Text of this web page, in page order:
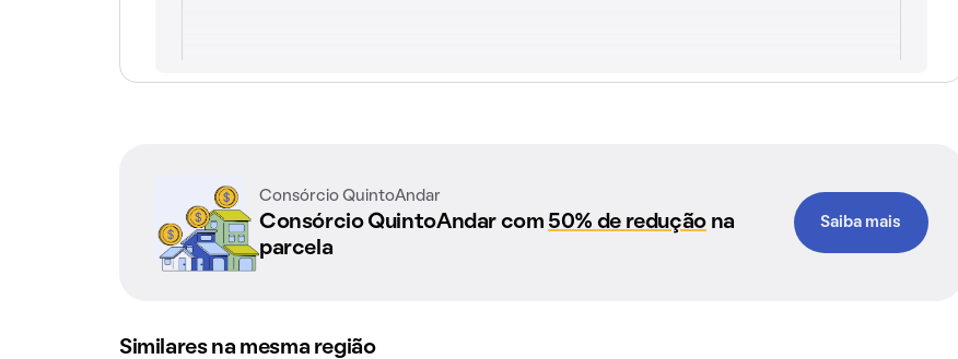
Consórcio QuintoAndar
Consórcio QuintoAndar com 50% de reduçãona
parcela
Saiba mais
Similares na mesma região